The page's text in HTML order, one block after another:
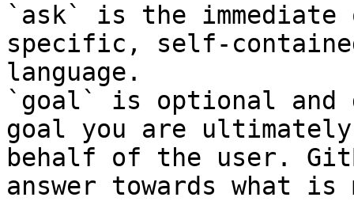
`ask` is the
specific, self-
language.
`goal` is optional and
goal you are
behalf of the user.
answer towards what